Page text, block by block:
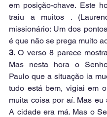
em posição-chave. Este
traiu a muitos .
missionário: Um dos
é que não se prega muito
3. O verso 8 parece
Mas nesta hora o
Paulo que a situação ia
tudo está bem, vigiai em
muita coisa por aí. Mas eu
A cidade era má. Mas o